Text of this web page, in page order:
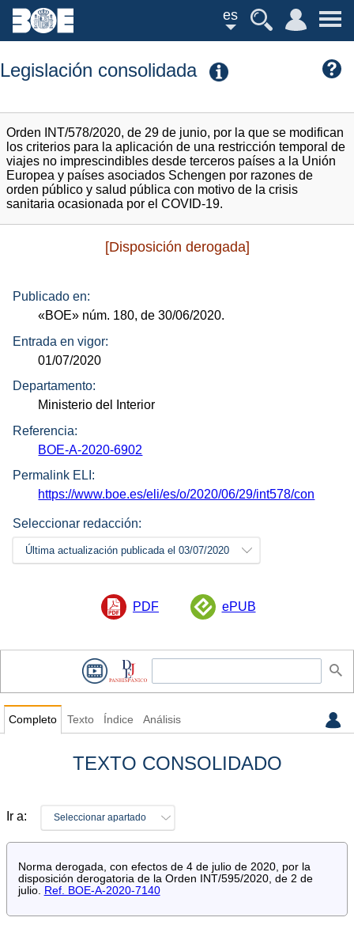
es
Legislación consolidada
Orden INT/578/2020, de 29 de junio, por la que se modifican
los criterios para la aplicación de una restricción temporal de
viajes no imprescindibles desde terceros países a la Unión
Europea y países asociados Schengen por razones de
orden público y salud pública con motivo de la crisis
sanitaria ocasionada por el COVID-19.
[Disposición derogada]
Publicado en:
«BOE» núm. 180, de 30/06/2020.
Entrada en vigor:
01/07/2020
Departamento:
Ministerio del Interior
Referencia:
BOE-A-2020-6902
Permalink ELI:
https://www.boe.es/eli/es/o/2020/06/29/int578/con
Seleccionar redacción:
Última actualización publicada el 03/07/2020
PDF ePUB
Completo Texto Índice Análisis
TEXTO CONSOLIDADO
Ir a: Seleccionar apartado
Norma derogada, con efectos de 4 de julio de 2020, por la
disposición derogatoria de la Orden INT/595/2020, de 2 de
julio. Ref. BOE-A-2020-7140